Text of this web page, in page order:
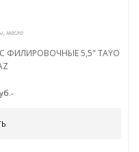
масло
ФИЛИРОВОЧНЫЕ 5,5" TAYO